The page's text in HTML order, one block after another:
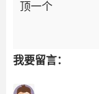
顶一个
我要留言：